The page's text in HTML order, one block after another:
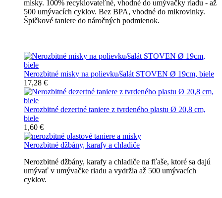
misky. 100% recyklovateľné, vhodné do umývačky riadu - až
500 umývacích cyklov. Bez BPA, vhodné do mikrovlnky.
Špičkové taniere do náročných podmienok.
Nerozbitné misky na polievku/šalát STOVEN Ø 19cm, biele
17,28 €
Nerozbitné dezertné taniere z tvrdeného plastu Ø 20,8 cm,
biele
1,60 €
Nerozbitné džbány, karafy a chladiče
Nerozbitné džbány, karafy a chladiče na fľaše, ktoré sa dajú
umývať v umývačke riadu a vydržia až 500 umývacích
cyklov.